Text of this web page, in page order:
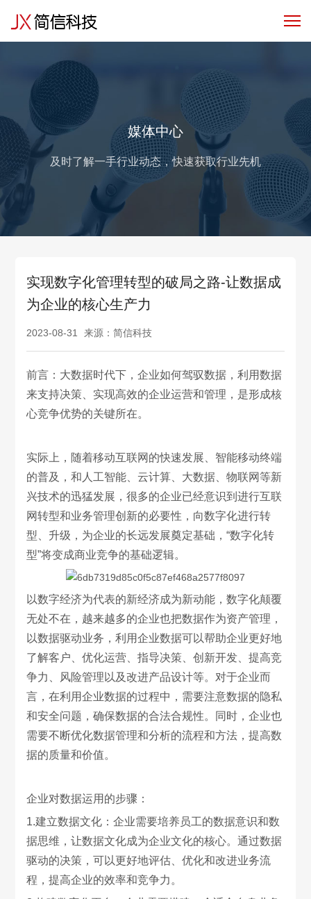
客户与
媒体中心
及时了解一手行业动态，快速获取行业先机
实现数字化管理转型的破局之路-让数据成
为企业的核心生产力
2023-08-31 来源：简信科技
前言：大数据时代下，企业如何驾驭数据，利用数据
来支持决策、实现高效的企业运营和管理，是形成核
心竞争优势的关键所在。
实际上，随着移动互联网的快速发展、智能移动终端
的普及，和人工智能、云计算、大数据、物联网等新
兴技术的迅猛发展，很多的企业已经意识到进行互联
网转型和业务管理创新的必要性，向数字化进行转
型、升级，为企业的长远发展奠定基础，“数字化转
型”将变成商业竞争的基础逻辑。
以数字经济为代表的新经济成为新动能，数字化颠覆
无处不在，越来越多的企业也把数据作为资产管理，
以数据驱动业务，利用企业数据可以帮助企业更好地
了解客户、优化运营、指导决策、创新开发、提高竞
争力、风险管理以及改进产品设计等。对于企业而
言，在利用企业数据的过程中，需要注意数据的隐私
和安全问题，确保数据的合法合规性。同时，企业也
需要不断优化数据管理和分析的流程和方法，提高数
据的质量和价值。
企业对数据运用的步骤：
1.建立数据文化：企业需要培养员工的数据意识和数
据思维，让数据文化成为企业文化的核心。通过数据
驱动的决策，可以更好地评估、优化和改进业务流
程，提高企业的效率和竞争力。